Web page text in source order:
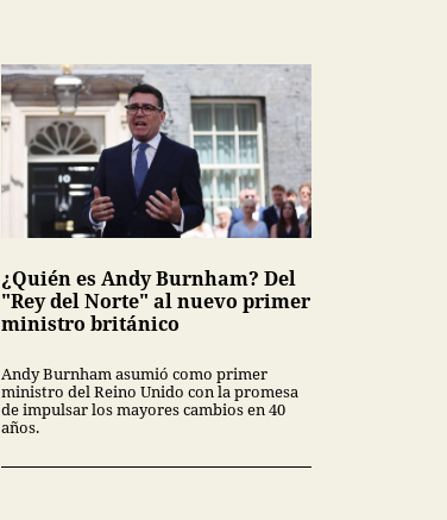
¿Quién es Andy Burnham? Del
"Rey del Norte" al nuevo primer
ministro británico
Andy Burnham asumió como primer
ministro del Reino Unido con la promesa
de impulsar los mayores cambios en 40
años.